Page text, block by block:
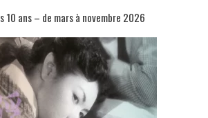
10 ans – de mars à novembre 2026